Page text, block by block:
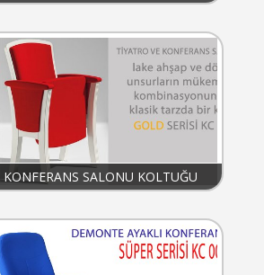
KONFERANS SALONU KOLTUĞU